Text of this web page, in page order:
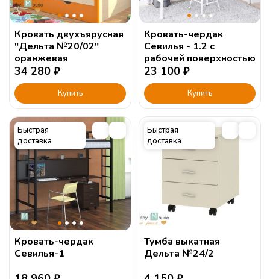
Кровать двухъярусная
"Дельта №20/02"
оранжевая
34 280 ₽
Купить
Кровать-чердак
Севилья - 1.2 с
рабочей поверхностью
23 100 ₽
Купить
Быстрая
доставка
Кровать-чердак
Севилья-1
Быстрая
доставка
Тумба выкатная
Дельта №24/2